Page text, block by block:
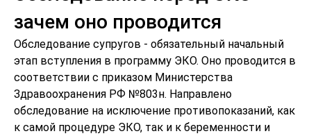
зачем оно проводится
Обследование супругов - обязательный начальный
этап вступления в программу ЭКО. Оно проводится в
соответствии с приказом Министерства
Здравоохранения РФ №803н. Направлено
обследование на исключение противопоказаний, как
к самой процедуре ЭКО, так и к беременности и